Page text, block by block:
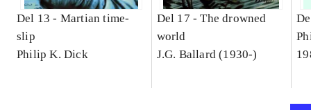
Del 13 - Martian time-
slip
Philip K. Dick
Del 17 -The drowned
world
J.G. Ballard (1930-)